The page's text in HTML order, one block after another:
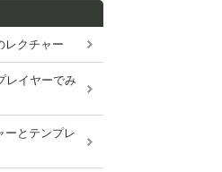
クチャー
レイヤーでみ
ーとテンプレ